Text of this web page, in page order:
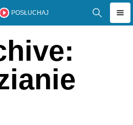
POSŁUCHAJ